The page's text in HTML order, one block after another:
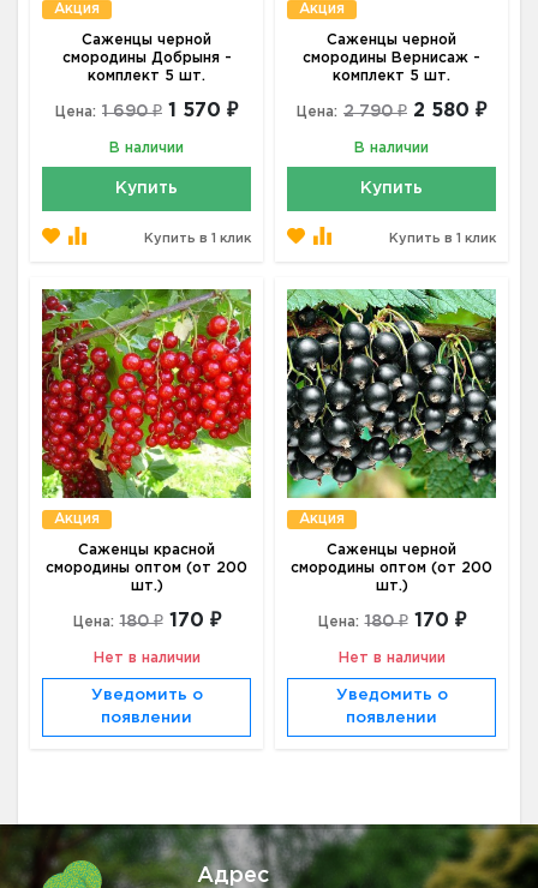
Акция
Саженцы черной
смородины Добрыня -
комплект 5 шт.
Цена: 1 690 ₽ 1 570 ₽
В наличии
Купить
Купить в 1 клик
Акция
Саженцы черной
смородины Вернисаж -
комплект 5 шт.
Цена: 2 790 ₽ 2 580 ₽
В наличии
Купить
Купить в 1 клик
Акция
Саженцы красной
смородины оптом (от 200
шт.)
Цена: 180 ₽ 170 ₽
Нет в наличии
Уведомить о
появлении
Акция
Саженцы черной
смородины оптом (от 200
шт.)
Цена: 180 ₽ 170 ₽
Нет в наличии
Уведомить о
появлении
Адрес